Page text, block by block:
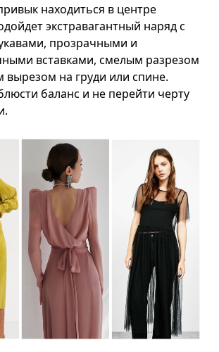
находиться в центре
экстравагантный наряд с
прозрачными и
вставками, смелым разрезом
вырезом на груди или спине.
баланс и не перейти черту